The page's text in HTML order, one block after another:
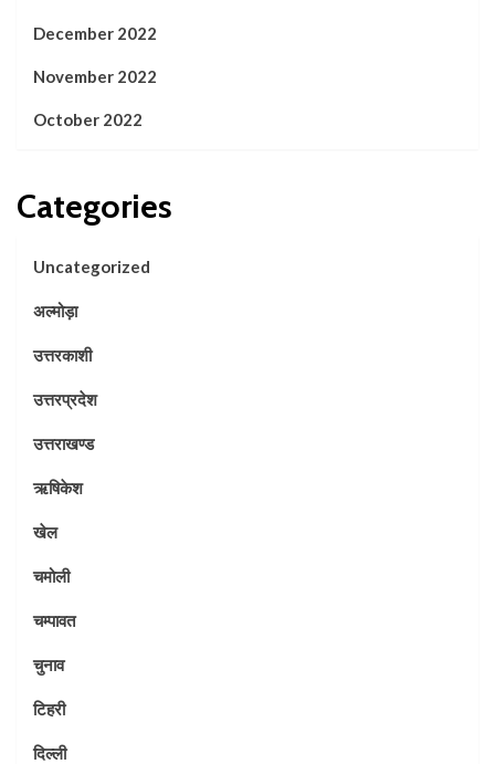
December 2022
November 2022
October 2022
Categories
Uncategorized
अल्मोड़ा
उत्तरकाशी
उत्तरप्रदेश
उत्तराखण्ड
ऋषिकेश
खेल
चमोली
चम्पावत
चुनाव
टिहरी
दिल्ली